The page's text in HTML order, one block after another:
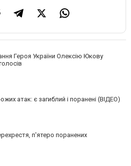
Героя України Олексію Юкову
атак: є загиблий і поранені (ВІДЕО)
п'ятеро поранених